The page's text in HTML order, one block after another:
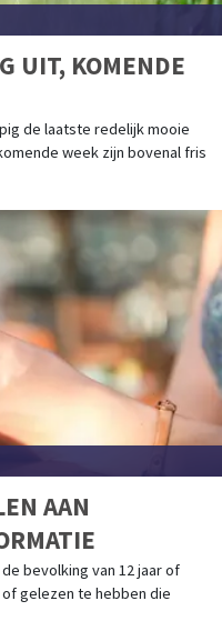
UIT, KOMENDE
de laatste redelijk mooie
week zijn bovenal fris
AAN
de bevolking van 12 jaar of
gelezen te hebben die